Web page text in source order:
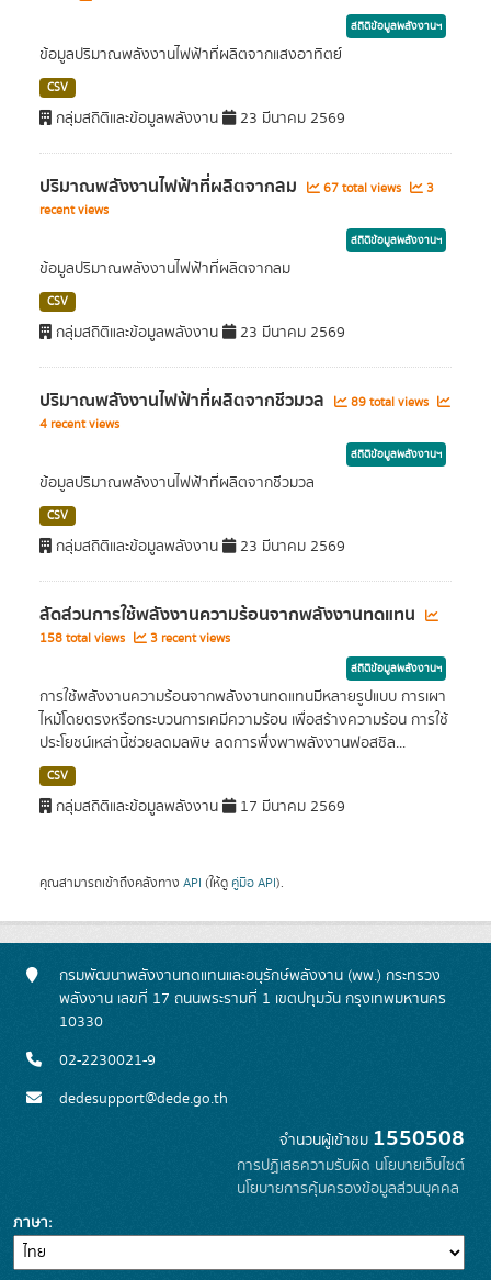
สถิติข้อมูลพลังงานฯ
ข้อมูลปริมาณพลังงานไฟฟ้าที่ผลิตจากแสงอาทิตย์
CSV
กลุ่มสถิติและข้อมูลพลังงาน 23 มีนาคม 2569
ปริมาณพลังงานไฟฟ้าที่ผลิตจากลม 67 total views
3
recent views
สถิติข้อมูลพลังงานฯ
ข้อมูลปริมาณพลังงานไฟฟ้าที่ผลิตจากลม
CSV
กลุ่มสถิติและข้อมูลพลังงาน 23 มีนาคม 2569
ปริมาณพลังงานไฟฟ้าที่ผลิตจากชีวมวล
89 total views
4 recent views
สถิติข้อมูลพลังงานฯ
ข้อมูลปริมาณพลังงานไฟฟ้าที่ผลิตจากชีวมวล
CSV
กลุ่มสถิติและข้อมูลพลังงาน 23 มีนาคม 2569
สัดส่วนการใช้พลังงานความร้อนจากพลังงานทดแทน
158 total views 3 recent views
สถิติข้อมูลพลังงานฯ
การใช้พลังงานความร้อนจากพลังงานทดแทนมีหลายรูปแบบ การเผา
ไหม้โดยตรงหรือกระบวนการเคมีความร้อน เพื่อสร้างความร้อน การใช้
ประโยชน์เหล่านี้ช่วยลดมลพิษ ลดการพึ่งพาพลังงานฟอสซิล...
CSV
กลุ่มสถิติและข้อมูลพลังงาน 17 มีนาคม 2569
คุณสามารถเข้าถึงคลังทาง API (ให้ดู คู่มือ API).
กรมพัฒนาพลังงานทดแทนและอนุรักษ์พลังงาน (พพ.) กระทรวง
พลังงาน เลขที่ 17 ถนนพระรามที่ 1 เขตปทุมวัน กรุงเทพมหานคร
10330
02-2230021-9
dedesupport@dede.go.th
จำนวนผู้เข้าชม 1550508
การปฏิเสธความรับผิด นโยบายเว็บไซต์
นโยบายการคุ้มครองข้อมูลส่วนบุคคล
ภาษา